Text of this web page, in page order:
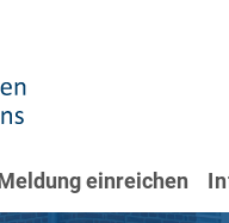
einreichen